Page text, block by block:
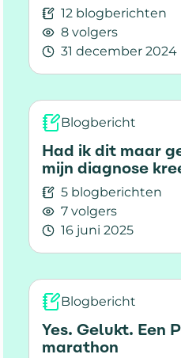
12 blogberichten
8 volgers
31 december 2024
Lees meer over De
Blogbericht
Had ik dit maar
mijn diagnose
5 blogberichten
7 volgers
16 juni 2025
Lees meer over
Blogbericht
Yes. Gelukt. Een
marathon